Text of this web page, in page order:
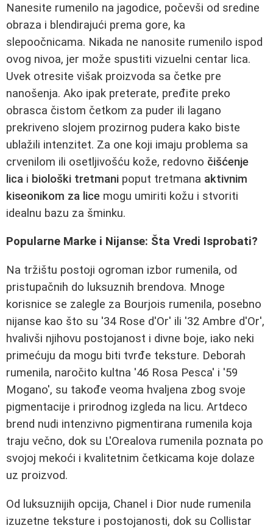
Nanesite rumenilo na jagodice, počevši od sredine
obraza i blendirajući prema gore, ka
slepoočnicama. Nikada ne nanosite rumenilo ispod
ovog nivoa, jer može spustiti vizuelni centar lica.
Uvek otresite višak proizvoda sa četke pre
nanošenja. Ako ipak preterate, pređite preko
obrasca čistom četkom za puder ili lagano
prekriveno slojem prozirnog pudera kako biste
ublažili intenzitet. Za one koji imaju problema sa
crvenilom ili osetljivošću kože, redovno čišćenje
lica i biološki tretmani poput tretmana aktivnim
kiseonikom za lice mogu umiriti kožu i stvoriti
idealnu bazu za šminku.
Popularne Marke i Nijanse: Šta Vredi Isprobati?
Na tržištu postoji ogroman izbor rumenila, od
pristupačnih do luksuznih brendova. Mnoge
korisnice se zalegle za Bourjois rumenila, posebno
nijanse kao što su '34 Rose d'Or' ili '32 Ambre d'Or',
hvalivši njihovu postojanost i divne boje, iako neki
primećuju da mogu biti tvrđe teksture. Deborah
rumenila, naročito kultna '46 Rosa Pesca' i '59
Mogano', su takođe veoma hvaljena zbog svoje
pigmentacije i prirodnog izgleda na licu. Artdeco
brend nudi intenzivno pigmentirana rumenila koja
traju večno, dok su L'Orealova rumenila poznata po
svojoj mekoći i kvalitetnim četkicama koje dolaze
uz proizvod.
Od luksuznijih opcija, Chanel i Dior nude rumenila
izuzetne teksture i postojanosti, dok su Collistar